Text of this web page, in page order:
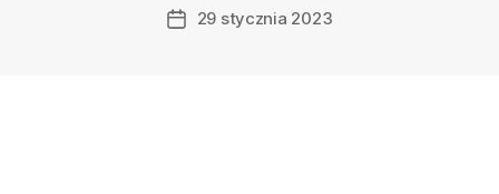
Data29 stycznia 2023